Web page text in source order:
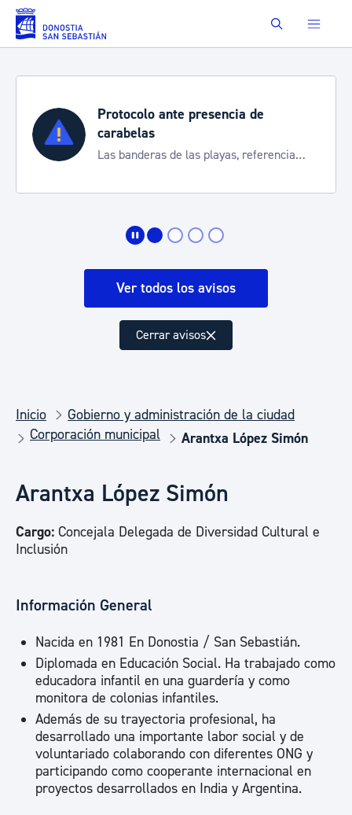
Saltar al contenido principal Buscar
Protocolo ante presencia de
carabelas
Las banderas de las playas, referencia
Ver todos los avisos
Cerrar avisos
Inicio
Gobierno y administración de la ciudad
Corporación municipal
Arantxa López Simón
Arantxa López Simón
Cargo: Concejala Delegada de Diversidad Cultural e
Inclusión
Información General
Nacida en 1981 En Donostia / San Sebastián.
Diplomada en Educación Social. Ha trabajado como
educadora infantil en una guardería y como
monitora de colonias infantiles.
Además de su trayectoria profesional, ha
desarrollado una importante labor social y de
voluntariado colaborando con diferentes ONG y
participando como cooperante internacional en
proyectos desarrollados en India y Argentina.